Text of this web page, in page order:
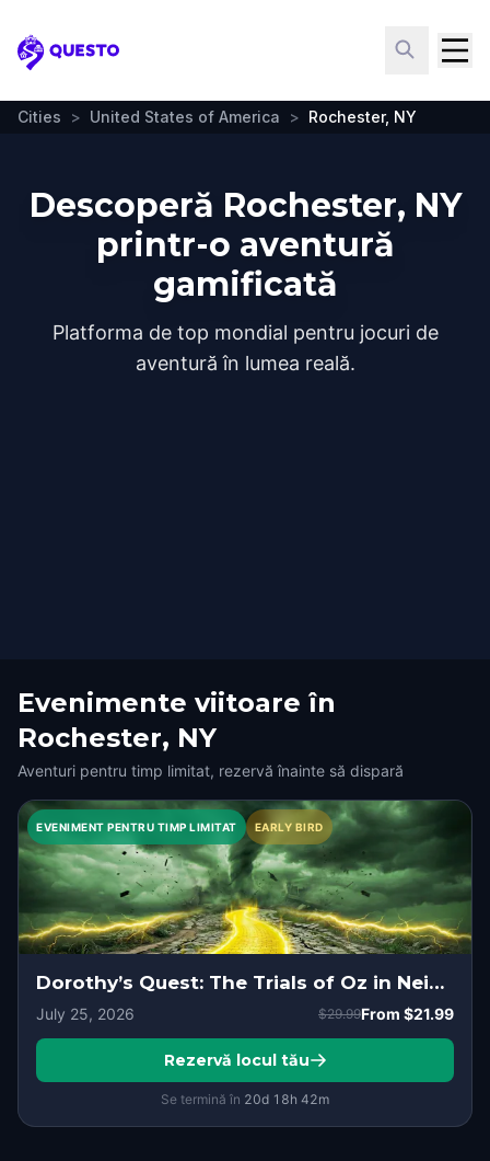
Questo
Cities > United States of America > Rochester, NY
Descoperă Rochester, NY
printr-o aventură
gamificată
Platforma de top mondial pentru jocuri de
aventură în lumea reală.
Evenimente viitoare în
Rochester, NY
Aventuri pentru timp limitat, rezervă înainte să dispară
EVENIMENT PENTRU TIMP LIMITAT EARLY BIRD
Dorothy’s Quest: The Trials of Oz in Neighborhood of the Arts, Rochester, NY
July 25, 2026 $29.99From $21.99
Rezervă locul tău
Se termină în 20d 18h 42m